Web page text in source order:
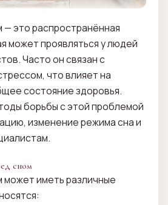
это распространённая
может проявляться у людей
Часто он связан с
что влияет на
состояние здоровья.
борьбы с этой проблемой
изменение режима сна и
сном
иметь различные